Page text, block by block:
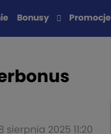
Bonusy Promocje
sierpnia 2025 11:20